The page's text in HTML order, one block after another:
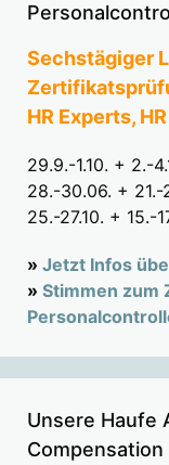
Sechstägiger
HR Experts,
29.9.-1.10. + 2.-
28.-30.06. +
25.-27.10. + 15.-
» Jetzt Infos
» Stimmen zum
Unsere Haufe